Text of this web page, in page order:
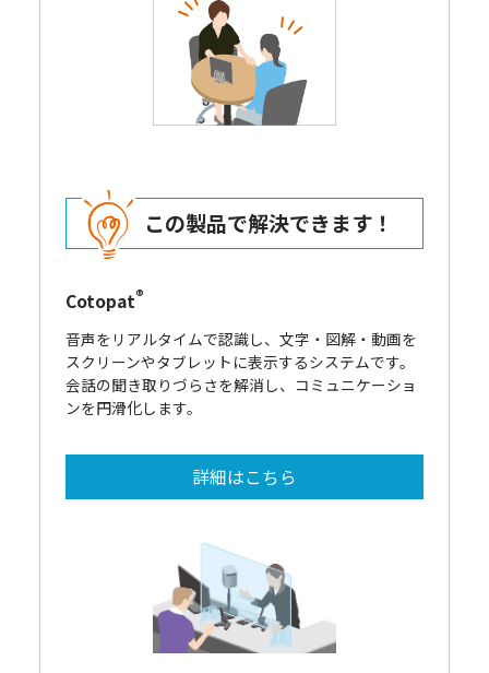
この製品で解決できます！
Cotopat®
音声をリアルタイムで認識し、文字‧図解‧動画を
スクリーンやタブレットに表示するシステムです。
会話の聞き取りづらさを解消し、コミュニケーショ
ンを円滑化します。
詳細はこちら